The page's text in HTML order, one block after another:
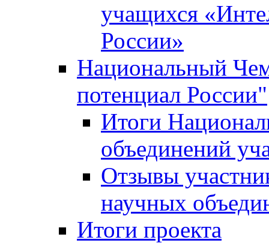
учащихся
России»
Национальный
потенциал России"
Итоги
объединений
Отзывы
научных
Итоги проекта